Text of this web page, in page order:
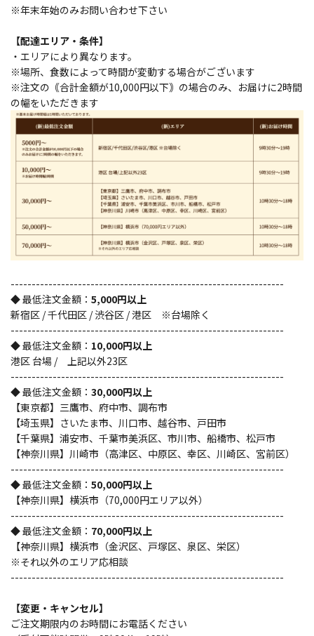
※年末年始のみお問い合わせ下さい
【配達エリア・条件】
・エリアにより異なります。
※場所、食数によって時間が変動する場合がございます
※注文の｟合計金額が10,000円以下｠の場合のみ、お届けに2時間
の幅をいただきます
-----------------------------------------------------------------
◆ 最低注文金額： 5,000円以上
新宿区 / 千代田区 / 渋谷区 / 港区 ※台場除く
-----------------------------------------------------------------
◆ 最低注文金額： 10,000円以上
港区 台場 / 上記以外23区
-----------------------------------------------------------------
◆ 最低注文金額： 30,000円以上
【東京都】三鷹市、府中市、調布市
【埼玉県】さいたま市、川口市、越谷市、戸田市
【千葉県】浦安市、千葉市美浜区、市川市、船橋市、松戸市
【神奈川県】川崎市（高津区、中原区、幸区、川崎区、宮前区）
-----------------------------------------------------------------
◆ 最低注文金額： 50,000円以上
【神奈川県】横浜市（70,000円エリア以外）
-----------------------------------------------------------------
◆ 最低注文金額： 70,000円以上
【神奈川県】横浜市（金沢区、戸塚区、泉区、栄区）
※それ以外のエリア応相談
-----------------------------------------------------------------
【変更・キャンセル】
ご注文期限内のお時間にお電話ください